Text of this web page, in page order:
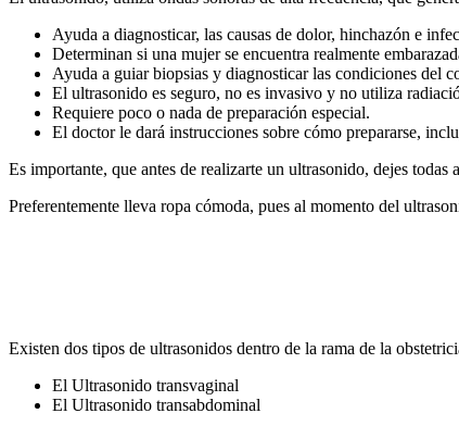
Ayuda a diagnosticar, las causas de dolor, hinchazón e
Determinan si una mujer se encuentra realmente
Ayuda a guiar biopsias y diagnosticar las condiciones del
El ultrasonido es seguro, no es invasivo y no utiliza
Requiere poco o nada de preparación especial.
El doctor le dará instrucciones sobre cómo prepararse,
Es importante, que antes de realizarte un ultrasonido, dejes
Preferentemente lleva ropa cómoda, pues al momento del
Existen dos tipos de ultrasonidos dentro de la rama de la
El Ultrasonido transvaginal
El Ultrasonido transabdominal